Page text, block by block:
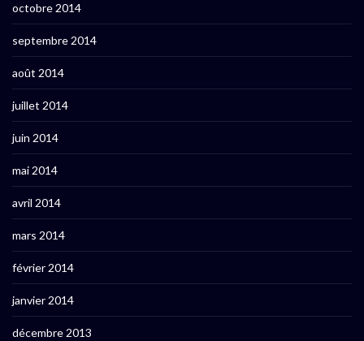
octobre 2014
septembre 2014
août 2014
juillet 2014
juin 2014
mai 2014
avril 2014
mars 2014
février 2014
janvier 2014
décembre 2013